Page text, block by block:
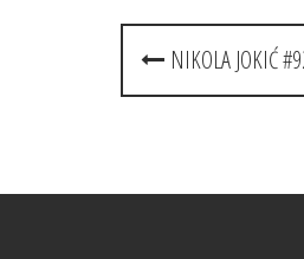
Post
navigation
NIKOLA JOKIĆ